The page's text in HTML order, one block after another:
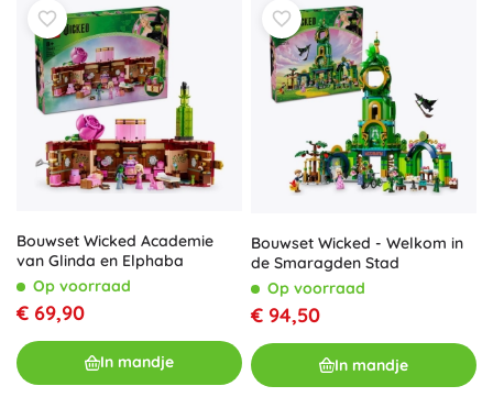
Bouwset Wicked Academie
van Glinda en Elphaba
Op voorraad
€ 69,90
In mandje
Bouwset Wicked - Welkom in
de Smaragden Stad
Op voorraad
€ 94,50
In mandje